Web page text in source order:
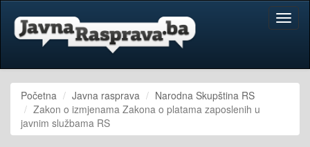
Početna Javna rasprava
Narodna Skupština RS
Zakon o izmjenama Zakona o platama zaposlenih u
javnim službama RS